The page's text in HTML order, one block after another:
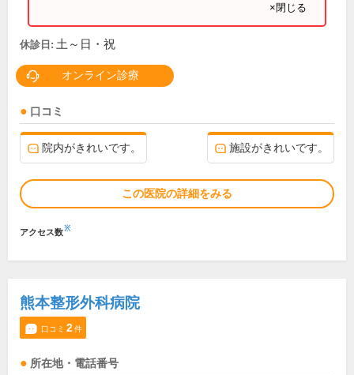
×閉じる
休診日: 土～日・祝
オンライン診療
口コミ
院内がきれいです。 施設がきれいです。
この医院の詳細をみる
アクセス数※
熊本整形外科病院
口コミ 2件
所在地・電話番号